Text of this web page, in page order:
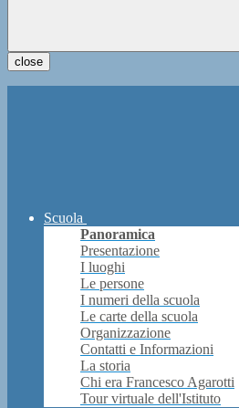
close
Scuola
Panoramica
Presentazione
I luoghi
Le persone
I numeri della scuola
Le carte della scuola
Organizzazione
Contatti e Informazioni
La storia
Chi era Francesco Agarotti
Tour virtuale dell'Istituto